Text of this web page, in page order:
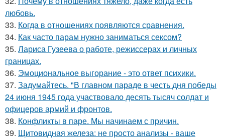
любовь.
33. Когда в отношениях появляются сравнения.
34. Как часто парам нужно заниматься сексом?
35. Лариса Гузеева о работе, режиссерах и личных
границах.
36. Эмоциональное выгорание - это ответ психики.
37. Задумайтесь. "В главном параде в честь дня победы
24 июня 1945 года участвовало десять тысяч солдат и
офицеров армий и фронтов.
38. Конфликты в паре. Мы начинаем с причин.
39. Щитовидная железа: не просто анализы - ваше